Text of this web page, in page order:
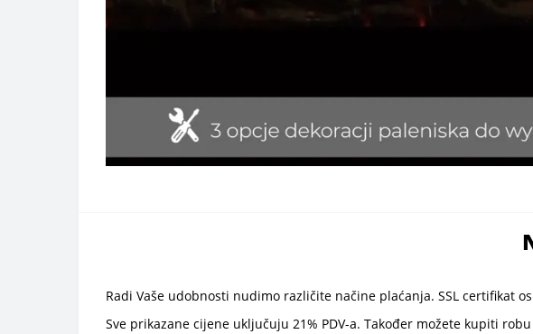
Radi Vaše udobnosti nudimo različite načine plaćanja. SSL certifikat
Sve prikazane cijene uključuju 21% PDV-a. Također možete kupiti